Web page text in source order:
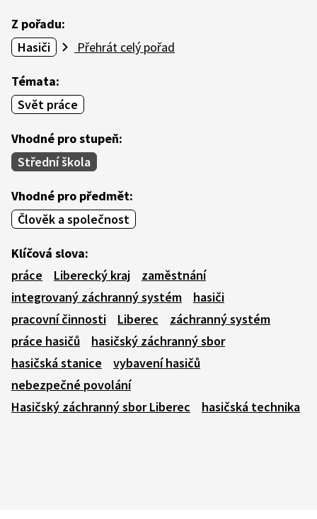
Z pořadu:
Hasiči
Přehrát celý pořad
Témata:
Svět práce
Vhodné pro stupeň:
Střední škola
Vhodné pro předmět:
Člověk a společnost
Klíčová slova:
práce
Liberecký kraj
zaměstnání
integrovaný záchranný systém
hasiči
pracovní činnosti
Liberec
záchranný systém
práce hasičů
hasičský záchranný sbor
hasičská stanice
vybavení hasičů
nebezpečné povolání
Hasičský záchranný sbor Liberec
hasičská technika